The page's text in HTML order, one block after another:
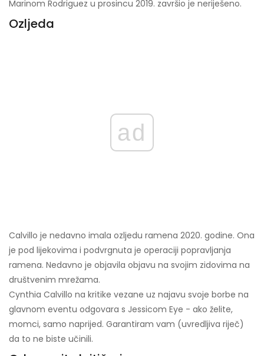
Marinom Rodriguez u prosincu 2019. završio je neriješeno.
Ozljeda
ad
Calvillo je nedavno imala ozljedu ramena 2020. godine. Ona
je pod lijekovima i podvrgnuta je operaciji popravljanja
ramena. Nedavno je objavila objavu na svojim zidovima na
društvenim mrežama.
Cynthia Calvillo na kritike vezane uz najavu svoje borbe na
glavnom eventu odgovara s Jessicom Eye - ako želite,
momci, samo naprijed. Garantiram vam (uvredljiva riječ)
da to ne biste učinili.